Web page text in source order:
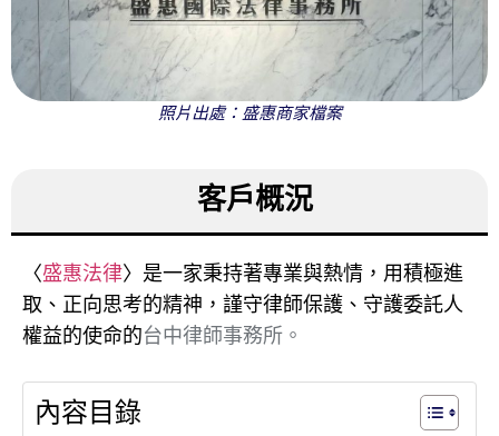
照片出處：盛惠商家檔案
客戶概況
〈盛惠法律〉是一家秉持著專業與熱情，用積極進
取、正向思考的精神，謹守律師保護、守護委託人
權益的使命的台中律師事務所。
內容目錄